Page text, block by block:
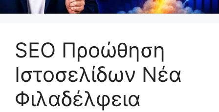
SEO Προώθηση
Ιστοσελίδων Νέα
Φιλαδέλφεια